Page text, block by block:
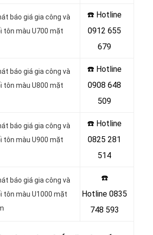
báo giá gia công và
tôn màu U700 mặt
☎️ Hotline
0912 655
679
báo giá gia công và
tôn màu U800 mặt
☎️ Hotline
0908 648
509
báo giá gia công và
tôn màu U900 mặt
☎️ Hotline
0825 281
514
báo giá gia công và
tôn màu U1000 mặt
☎️
Hotline 0835
748 593